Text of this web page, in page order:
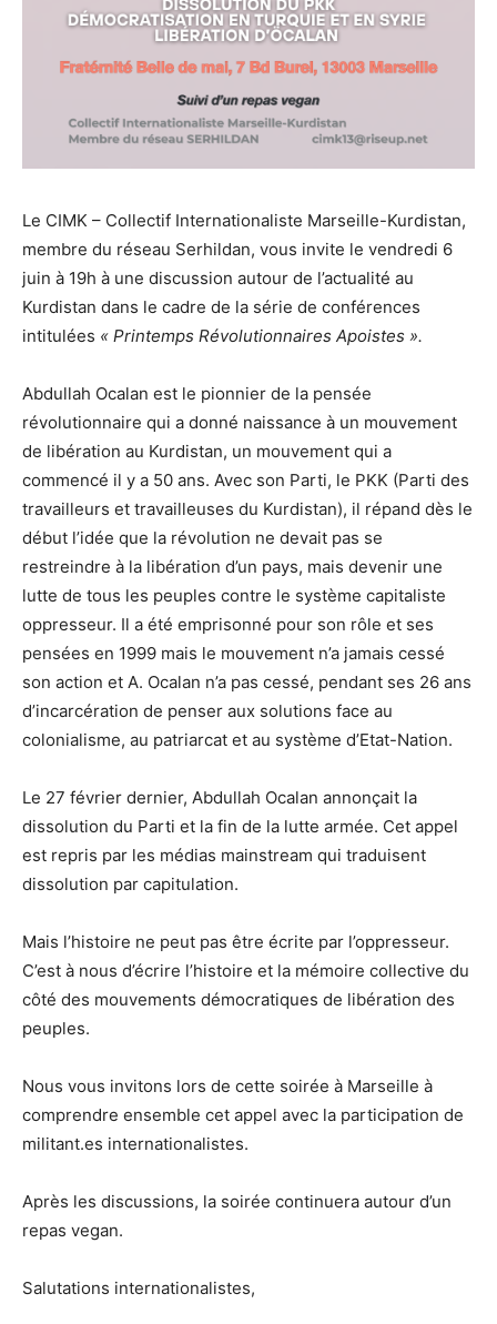
Le CIMK – Collectif Internationaliste Marseille-Kurdistan,
membre du réseau Serhildan, vous invite le vendredi 6
juin à 19h à une discussion autour de l’actualité au
Kurdistan dans le cadre de la série de conférences
intitulées « Printemps Révolutionnaires Apoistes ».
Abdullah Ocalan est le pionnier de la pensée
révolutionnaire qui a donné naissance à un mouvement
de libération au Kurdistan, un mouvement qui a
commencé il y a 50 ans. Avec son Parti, le PKK (Parti des
travailleurs et travailleuses du Kurdistan), il répand dès le
début l’idée que la révolution ne devait pas se
restreindre à la libération d’un pays, mais devenir une
lutte de tous les peuples contre le système capitaliste
oppresseur. Il a été emprisonné pour son rôle et ses
pensées en 1999 mais le mouvement n’a jamais cessé
son action et A. Ocalan n’a pas cessé, pendant ses 26 ans
d’incarcération de penser aux solutions face au
colonialisme, au patriarcat et au système d’Etat-Nation.
Le 27 février dernier, Abdullah Ocalan annonçait la
dissolution du Parti et la fin de la lutte armée. Cet appel
est repris par les médias mainstream qui traduisent
dissolution par capitulation.
Mais l’histoire ne peut pas être écrite par l’oppresseur.
C’est à nous d’écrire l’histoire et la mémoire collective du
côté des mouvements démocratiques de libération des
peuples.
Nous vous invitons lors de cette soirée à Marseille à
comprendre ensemble cet appel avec la participation de
militant.es internationalistes.
Après les discussions, la soirée continuera autour d’un
repas vegan.
Salutations internationalistes,